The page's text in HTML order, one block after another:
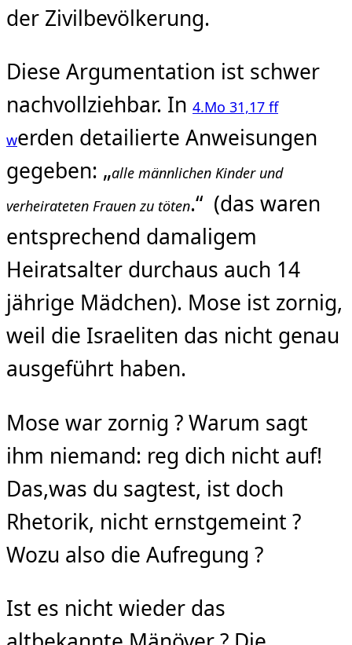
der Zivilbevölkerung.
Diese Argumentation ist schwer
nachvollziehbar. In 4.Mo 31,17 ff
werden detailierte Anweisungen
gegeben: „alle männlichen Kinder und
verheirateten Frauen zu töten.“ (das waren
entsprechend damaligem
Heiratsalter durchaus auch 14
jährige Mädchen). Mose ist zornig,
weil die Israeliten das nicht genau
ausgeführt haben.
Mose war zornig ? Warum sagt
ihm niemand: reg dich nicht auf!
Das,was du sagtest, ist doch
Rhetorik, nicht ernstgemeint ?
Wozu also die Aufregung ?
Ist es nicht wieder das